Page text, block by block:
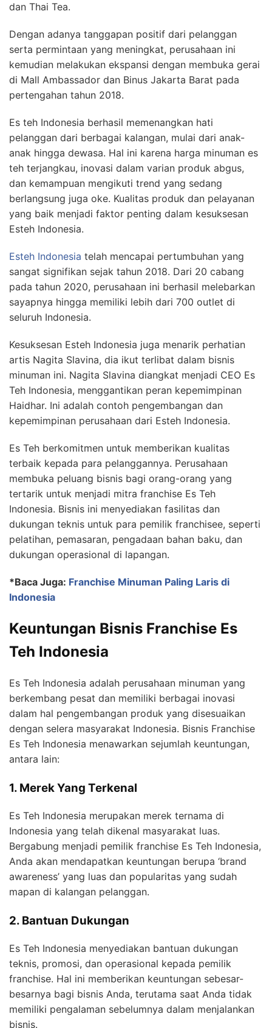
dan Thai Tea.
Dengan adanya tanggapan positif dari pelanggan
serta permintaan yang meningkat, perusahaan ini
kemudian melakukan ekspansi dengan membuka gerai
di Mall Ambassador dan Binus Jakarta Barat pada
pertengahan tahun 2018.
Es teh Indonesia berhasil memenangkan hati
pelanggan dari berbagai kalangan, mulai dari anak-
anak hingga dewasa. Hal ini karena harga minuman es
teh terjangkau, inovasi dalam varian produk abgus,
dan kemampuan mengikuti trend yang sedang
berlangsung juga oke. Kualitas produk dan pelayanan
yang baik menjadi faktor penting dalam kesuksesan
Esteh Indonesia.
Esteh Indonesia telah mencapai pertumbuhan yang
sangat signifikan sejak tahun 2018. Dari 20 cabang
pada tahun 2020, perusahaan ini berhasil melebarkan
sayapnya hingga memiliki lebih dari 700 outlet di
seluruh Indonesia.
Kesuksesan Esteh Indonesia juga menarik perhatian
artis Nagita Slavina, dia ikut terlibat dalam bisnis
minuman ini. Nagita Slavina diangkat menjadi CEO Es
Teh Indonesia, menggantikan peran kepemimpinan
Haidhar. Ini adalah contoh pengembangan dan
kepemimpinan perusahaan dari Esteh Indonesia.
Es Teh berkomitmen untuk memberikan kualitas
terbaik kepada para pelanggannya. Perusahaan
membuka peluang bisnis bagi orang-orang yang
tertarik untuk menjadi mitra franchise Es Teh
Indonesia. Bisnis ini menyediakan fasilitas dan
dukungan teknis untuk para pemilik franchisee, seperti
pelatihan, pemasaran, pengadaan bahan baku, dan
dukungan operasional di lapangan.
*Baca Juga: Franchise Minuman Paling Laris di
Indonesia
Keuntungan Bisnis Franchise Es
Teh Indonesia
Es Teh Indonesia adalah perusahaan minuman yang
berkembang pesat dan memiliki berbagai inovasi
dalam hal pengembangan produk yang disesuaikan
dengan selera masyarakat Indonesia. Bisnis Franchise
Es Teh Indonesia menawarkan sejumlah keuntungan,
antara lain:
1. Merek Yang Terkenal
Es Teh Indonesia merupakan merek ternama di
Indonesia yang telah dikenal masyarakat luas.
Bergabung menjadi pemilik franchise Es Teh Indonesia,
Anda akan mendapatkan keuntungan berupa ‘brand
awareness’ yang luas dan popularitas yang sudah
mapan di kalangan pelanggan.
2. Bantuan Dukungan
Es Teh Indonesia menyediakan bantuan dukungan
teknis, promosi, dan operasional kepada pemilik
franchise. Hal ini memberikan keuntungan sebesar-
besarnya bagi bisnis Anda, terutama saat Anda tidak
memiliki pengalaman sebelumnya dalam menjalankan
bisnis.